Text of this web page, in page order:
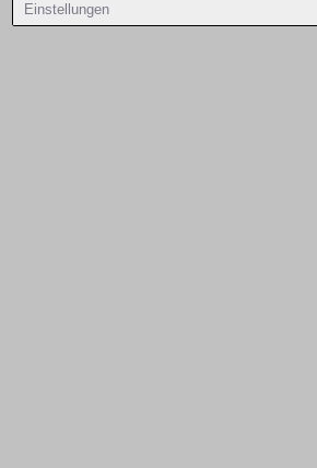
Einstellungen